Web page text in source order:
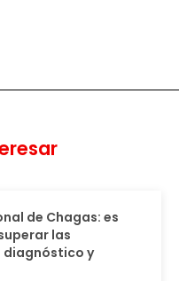
de Chagas: es
las
diagnóstico y